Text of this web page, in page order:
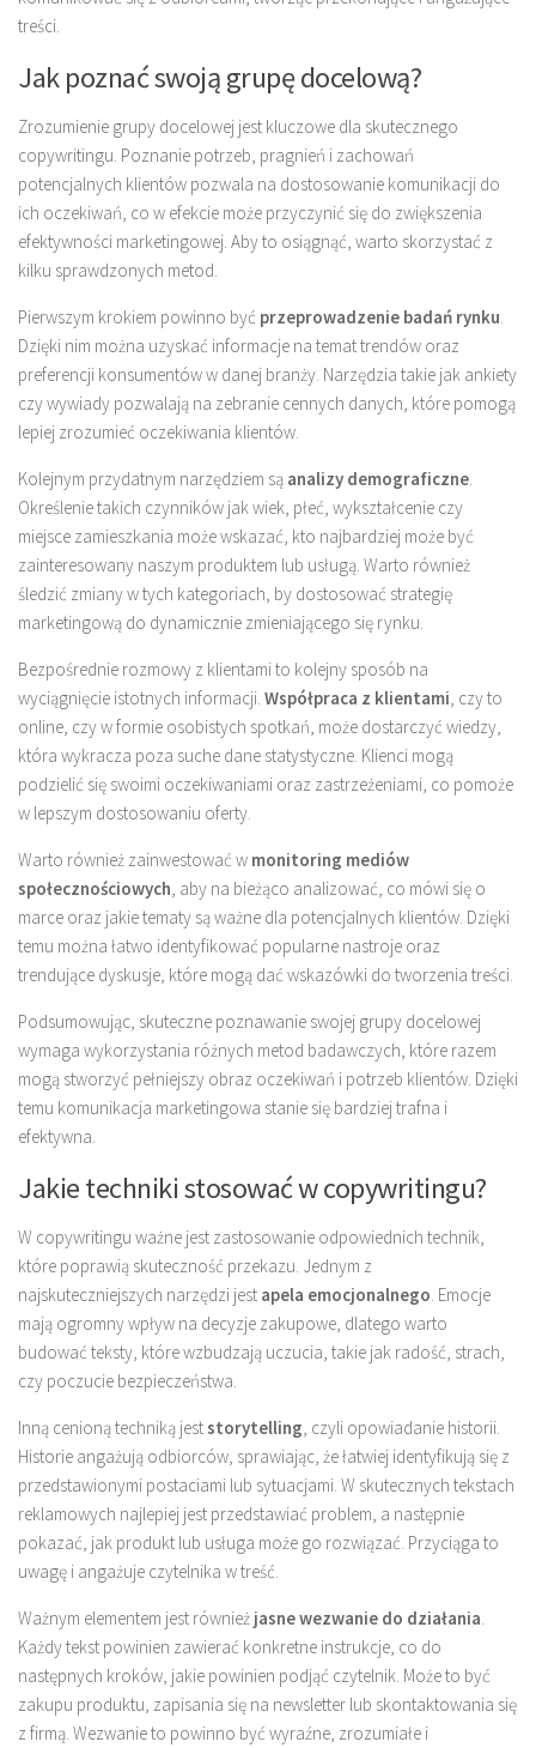
treści.
Jak poznać swoją grupę docelową?
Zrozumienie grupy docelowej jest kluczowe dla skutecznego
copywritingu. Poznanie potrzeb, pragnień i zachowań
potencjalnych klientów pozwala na dostosowanie komunikacji do
ich oczekiwań, co w efekcie może przyczynić się do zwiększenia
efektywności marketingowej. Aby to osiągnąć, warto skorzystać z
kilku sprawdzonych metod.
Pierwszym krokiem powinno być przeprowadzenie badań rynku
Dzięki nim można uzyskać informacje na temat trendów oraz
preferencji konsumentów w danej branży. Narzędzia takie jak ankiety
czy wywiady pozwalają na zebranie cennych danych, które pomogą
lepiej zrozumieć oczekiwania klientów.
Kolejnym przydatnym narzędziem są analizy demograficzne
Określenie takich czynników jak wiek, płeć, wykształcenie czy
miejsce zamieszkania może wskazać, kto najbardziej może być
zainteresowany naszym produktem lub usługą. Warto również
śledzić zmiany w tych kategoriach, by dostosować strategię
marketingową do dynamicznie zmieniającego się rynku.
Bezpośrednie rozmowy z klientami to kolejny sposób na
wyciągnięcie istotnych informacji. Współpraca z klientami , czy to
online, czy w formie osobistych spotkań, może dostarczyć wiedzy,
która wykracza poza suche dane statystyczne. Klienci mogą
podzielić się swoimi oczekiwaniami oraz zastrzeżeniami, co pomoże
w lepszym dostosowaniu oferty.
Warto również zainwestować w monitoring mediów
społecznościowych , aby na bieżąco analizować, co mówi się o
marce oraz jakie tematy są ważne dla potencjalnych klientów. Dzięki
temu można łatwo identyfikować popularne nastroje oraz
trendujące dyskusje, które mogą dać wskazówki do tworzenia treści.
Podsumowując, skuteczne poznawanie swojej grupy docelowej
wymaga wykorzystania różnych metod badawczych, które razem
mogą stworzyć pełniejszy obraz oczekiwań i potrzeb klientów. Dzięki
temu komunikacja marketingowa stanie się bardziej trafna i
efektywna.
Jakie techniki stosować w copywritingu?
W copywritingu ważne jest zastosowanie odpowiednich technik,
które poprawią skuteczność przekazu. Jednym z
najskuteczniejszych narzędzi jest apela emocjonalnego . Emocje
mają ogromny wpływ na decyzje zakupowe, dlatego warto
budować teksty, które wzbudzają uczucia, takie jak radość, strach,
czy poczucie bezpieczeństwa.
Inną cenioną techniką jeststorytelling , czyli opowiadanie historii.
Historie angażują odbiorców, sprawiając, że łatwiej identyfikują się z
przedstawionymi postaciami lub sytuacjami. W skutecznych tekstach
reklamowych najlepiej jest przedstawiać problem, a następnie
pokazać, jak produkt lub usługa może go rozwiązać. Przyciąga to
uwagę i angażuje czytelnika w treść.
Ważnym elementem jest również jasne wezwanie do działania
Każdy tekst powinien zawierać konkretne instrukcje, co do
następnych kroków, jakie powinien podjąć czytelnik. Może to być
zakupu produktu, zapisania się na newsletter lub skontaktowania się
z firmą. Wezwanie to powinno być wyraźne, zrozumiałe i